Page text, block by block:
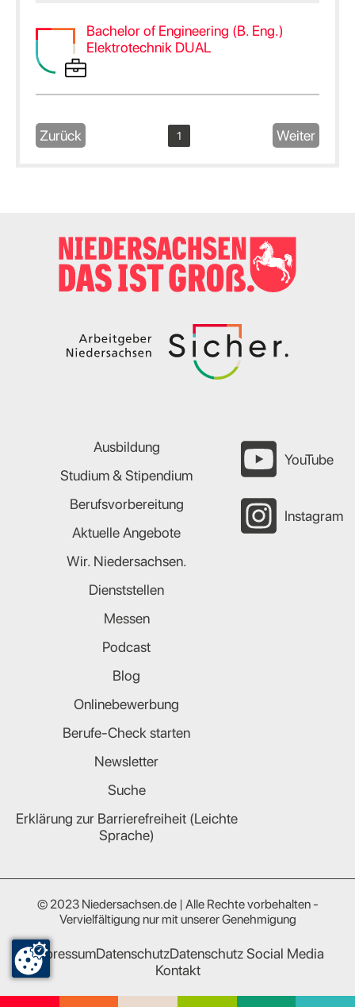
Bachelor of Engineering (B. Eng.)
Elektrotechnik DUAL
Zurück 1 Weiter
Ausbildung
Studium & Stipendium
Berufsvorbereitung
Aktuelle Angebote
Wir. Niedersachsen.
Dienststellen
Messen
Podcast
Blog
Onlinebewerbung
Berufe-Check starten
Newsletter
Suche
Erklärung zur Barrierefreiheit (Leichte
Sprache)
YouTube
Instagram
© 2023 Niedersachsen.de | Alle Rechte vorbehalten -
Vervielfältigung nur mit unserer Genehmigung
ImpressumDatenschutzDatenschutz Social Media
Kontakt